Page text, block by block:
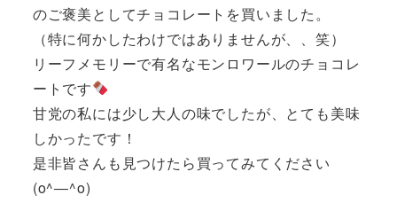
のご褒美としてチョコレートを買いました。
（特に何かしたわけではありませんが、、笑）
リーフメモリーで有名なモンロワールのチョコレ
ートです
甘党の私には少し大人の味でしたが、とても美味
しかったです！
是非皆さんも見つけたら買ってみてください
(o^―^o)